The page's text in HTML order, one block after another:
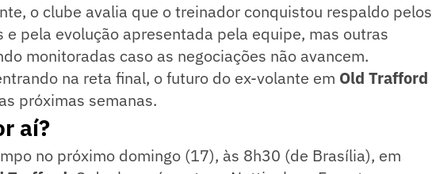
o clube avalia que o treinador conquistou respaldo pelos
e pela evolução apresentada pela equipe, mas outras
monitoradas caso as negociações não avancem.
na reta final, o futuro do ex-volante em Old Trafford
próximas semanas.
aí?
no próximo domingo (17), às 8h30 (de Brasília), em